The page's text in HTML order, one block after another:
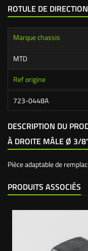
ROTULE DE DIRECTION
Marque chassis
MTD
Ref origine
723-0448A
DESCRIPTION DU
À DROITE MÂLE Ø 3/
Pièce adaptable de
PRODUITS ASSOCIÉS